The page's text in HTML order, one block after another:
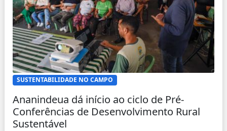
SUSTENTABILIDADE NO CAMPO
Ananindeua dá início ao ciclo de Pré-
Conferências de Desenvolvimento Rural
Sustentável